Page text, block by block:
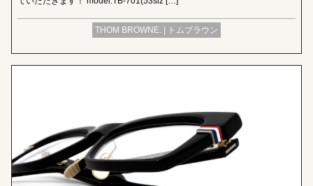
THOM BROWNE. | トムブラウン